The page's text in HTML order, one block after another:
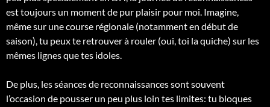
est toujours un moment de pur plaisir pour moi. Imagine,
même sur une course régionale (notamment en début de
saison), tu peux te retrouver à rouler (oui, toi la quiche) sur les
mêmes lignes que tes idoles.
De plus, les séances de reconnaissances sont souvent
l’occasion de pousser un peu plus loin tes limites: tu bloques